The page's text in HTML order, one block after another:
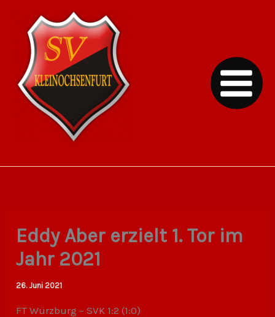
Inhalt
springen
Eddy Aber erzielt 1. Tor im
Jahr 2021
26. Juni 2021
FT Würzburg – SVK 1:2 (1:0)